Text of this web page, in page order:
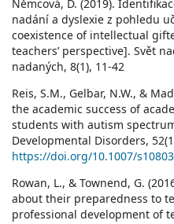
Němcová, D. (2019).
nadání a dyslexie z pohledu
coexistence of intellectual
teachers’ perspective]. Svět
nadaných, 8(1), 11-42
Reis, S.M., Gelbar, N.W., &
the academic success of
students with autism
Developmental Disorders,
https://doi.org/10.1007/
Rowan, L., & Townend, G.
about their preparedness to
professional development of